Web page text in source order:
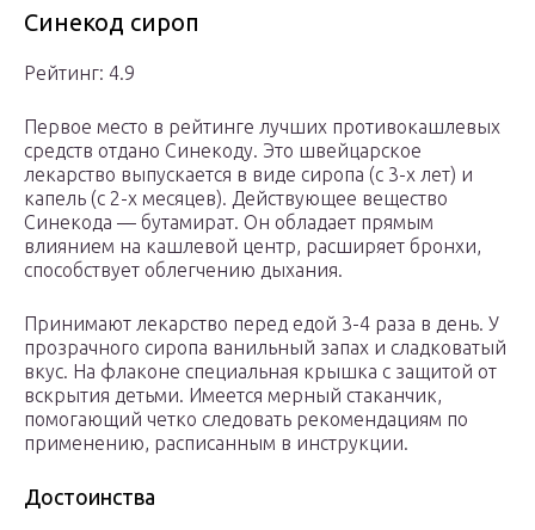
Синекод сироп
Рейтинг: 4.9
Первое место в рейтинге лучших противокашлевых
средств отдано Синекоду. Это швейцарское
лекарство выпускается в виде сиропа (с 3-х лет) и
капель (с 2-х месяцев). Действующее вещество
Синекода — бутамират. Он обладает прямым
влиянием на кашлевой центр, расширяет бронхи,
способствует облегчению дыхания.
Принимают лекарство перед едой 3-4 раза в день. У
прозрачного сиропа ванильный запах и сладковатый
вкус. На флаконе специальная крышка с защитой от
вскрытия детьми. Имеется мерный стаканчик,
помогающий четко следовать рекомендациям по
применению, расписанным в инструкции.
Достоинства